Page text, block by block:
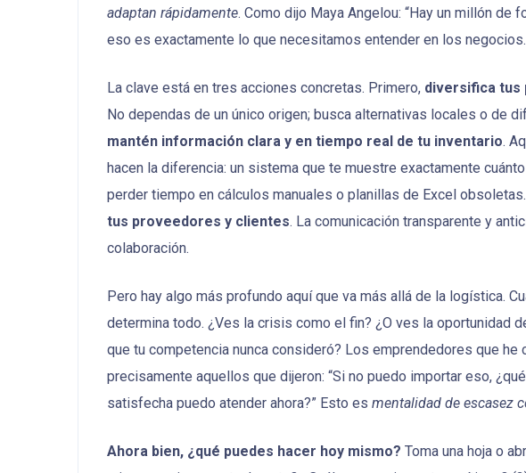
adaptan rápidamente. Como dijo Maya Angelou: “Hay un millón de
eso es exactamente lo que necesitamos entender en los negocios.
La clave está en tres acciones concretas. Primero, diversifica tus
No dependas de un único origen; busca alternativas locales o de
mantén información clara y en tiempo real de tu inventario.
hacen la diferencia: un sistema que te muestre exactamente
perder tiempo en cálculos manuales o planillas de Excel
tus proveedores y clientes. La comunicación transparente y
colaboración.
Pero hay algo más profundo aquí que va más allá de la logística.
determina todo. ¿Ves la crisis como el fin? ¿O ves la oportunidad
que tu competencia nunca consideró? Los emprendedores que he
precisamente aquellos que dijeron: “Si no puedo importar eso,
satisfecha puedo atender ahora?” Esto es mentalidad de escasez
Ahora bien, ¿qué puedes hacer hoy mismo? Toma una hoja o